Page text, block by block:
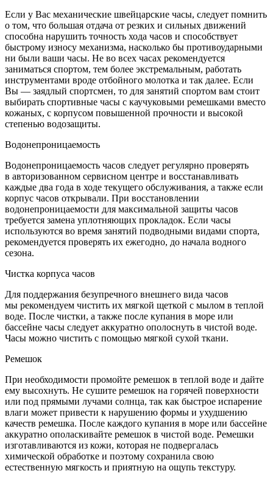
Если у Вас механические швейцарские часы, следует помнить
о том, что большая отдача от резких и сильных движений
способна нарушить точность хода часов и способствует
быстрому износу механизма, насколько бы противоударными
ни были ваши часы. Не во всех часах рекомендуется
заниматься спортом, тем более экстремальным, работать
инструментами вроде отбойного молотка и так далее. Если
Вы — заядлый спортсмен, то для занятий спортом вам стоит
выбирать спортивные часы с каучуковыми ремешками вместо
кожаных, с корпусом повышенной прочности и высокой
степенью водозащиты.
Водонепроницаемость
Водонепроницаемость часов следует регулярно проверять
в авторизованном сервисном центре и восстанавливать
каждые два года в ходе текущего обслуживания, а также если
корпус часов открывали. При восстановлении
водонепроницаемости для максимальной защиты часов
требуется замена уплотняющих прокладок. Если часы
используются во время занятий подводными видами спорта,
рекомендуется проверять их ежегодно, до начала водного
сезона.
Чистка корпуса часов
Для поддержания безупречного внешнего вида часов
мы рекомендуем чистить их мягкой щеткой с мылом в теплой
воде. После чистки, а также после купания в море или
бассейне часы следует аккуратно ополоснуть в чистой воде.
Часы можно чистить с помощью мягкой сухой ткани.
Ремешок
При необходимости промойте ремешок в теплой воде и дайте
ему высохнуть. Не сушите ремешок на горячей поверхности
или под прямыми лучами солнца, так как быстрое испарение
влаги может привести к нарушению формы и ухудшению
качеств ремешка. После каждого купания в море или бассейне
аккуратно ополаскивайте ремешок в чистой воде. Ремешки
изготавливаются из кожи, которая не подвергалась
химической обработке и поэтому сохранила свою
естественную мягкость и приятную на ощупь текстуру.